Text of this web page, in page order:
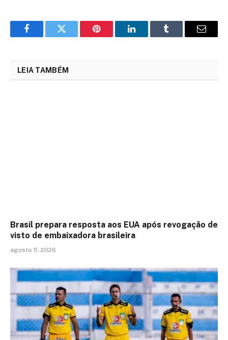
FacebookTwitter Pinterest LinkedInTumblr Email
LEIA TAMBÉM
Brasil prepara resposta aos EUA após revogação de
visto de embaixadora brasileira
agosto 5, 2026